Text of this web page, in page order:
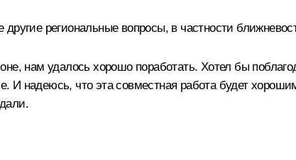
другие региональные вопросы, в частности
нам удалось хорошо поработать. Хотел бы
И надеюсь, что эта совместная работа будет